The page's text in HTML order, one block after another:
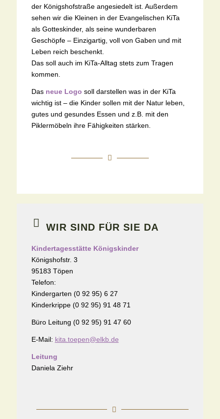
der Königshofstraße angesiedelt ist. Außerdem
sehen wir die Kleinen in der Evangelischen KiTa
als Gotteskinder, als seine wunderbaren
Geschöpfe – Einzigartig, voll von Gaben und mit
Leben reich beschenkt.
Das soll auch im KiTa-Alltag stets zum Tragen
kommen.
Das neue Logo soll darstellen was in der KiTa
wichtig ist – die Kinder sollen mit der Natur leben,
gutes und gesundes Essen und z.B. mit den
Piklermöbeln ihre Fähigkeiten stärken.
WIR SIND FÜR SIE DA
Kindertagesstätte Königskinder
Königshofstr. 3
95183 Töpen
Telefon:
Kindergarten (0 92 95) 6 27
Kinderkrippe (0 92 95) 91 48 71
Büro Leitung (0 92 95) 91 47 60
E-Mail: kita.toepen@elkb.de
Leitung
Daniela Ziehr